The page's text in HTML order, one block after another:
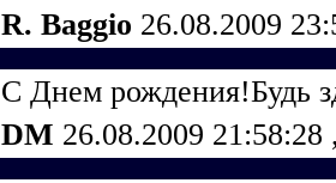
R. Baggio 26.08.2009
С Днем рождения!Будь
DM 26.08.2009 21:58:28